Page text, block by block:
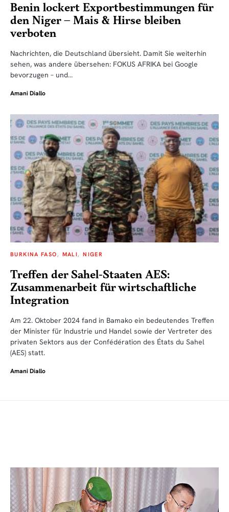
Benin lockert Exportbestimmungen für
den Niger – Mais & Hirse bleiben
verboten
Nachrichten, die Deutschland übersieht. Damit Sie weiterhin
sehen, was andere übersehen: FOKUS AFRIKA bei Google
bevorzugen – und…
Amani Diallo
BURKINA FASO MALI NIGER
Treffen der Sahel-Staaten AES:
Zusammenarbeit für wirtschaftliche
Integration
Am 22. Oktober 2024 fand in Bamako ein bedeutendes Treffen
der Minister für Industrie und Handel sowie der Vertreter des
privaten Sektors aus der Confédération des États du Sahel
(AES) statt.
Amani Diallo